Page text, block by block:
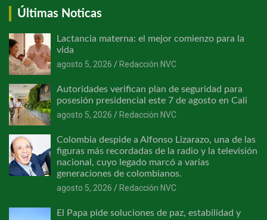
Últimas Noticas
Lactancia materna: el mejor comienzo para la
vida
agosto 5, 2026
Redacción NVC
Autoridades verifican plan de seguridad para
posesión presidencial este 7 de agosto en Cali
agosto 5, 2026
Redacción NVC
Colombia despide a Alfonso Lizarazo, una de las
figuras más recordadas de la radio y la televisión
nacional, cuyo legado marcó a varias
generaciones de colombianos.
agosto 5, 2026
Redacción NVC
El Papa pide soluciones de paz, estabilidad y